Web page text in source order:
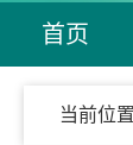
首页
当前位置